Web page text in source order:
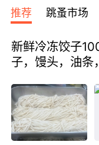
宾馆 108欧/天起
全程756欧/位
推荐 跳蚤市场
新鲜冷冻饺子
子，馒头，油条